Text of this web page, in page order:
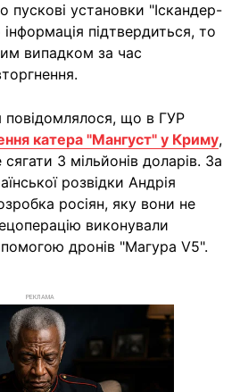
пускові установки "Іскандер-
підтвердиться, то
випадком за час
повідомлялося, що в ГУР
катера "Мангуст" у Криму,
3 мільйонів доларів. За
розвідки Андрія
росіян, яку вони не
виконували
дронів "Магура V5".
РЕКЛАМА